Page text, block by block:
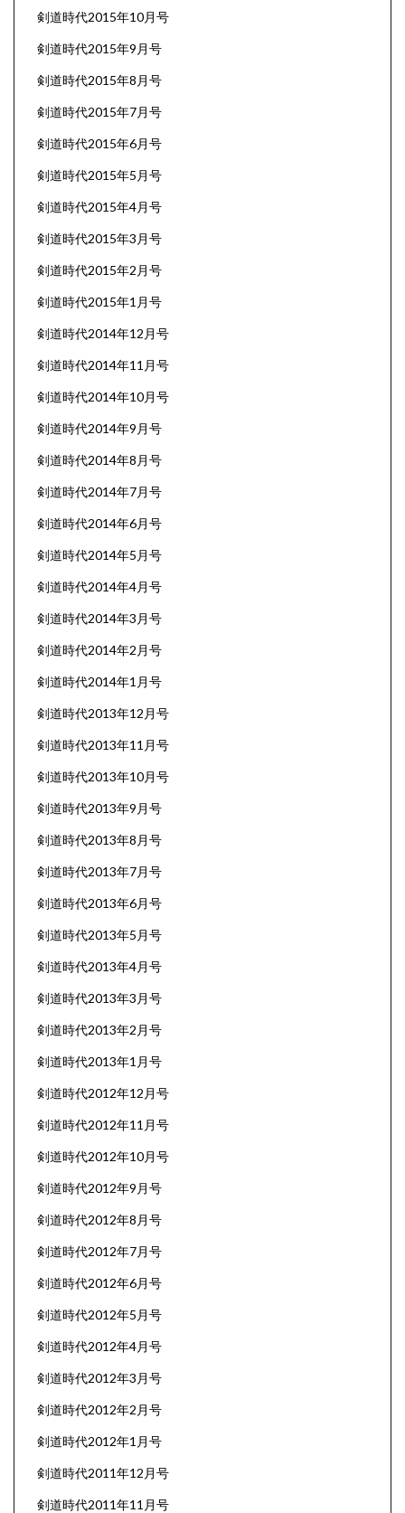
剣道時代2015年10月号
剣道時代2015年9月号
剣道時代2015年8月号
剣道時代2015年7月号
剣道時代2015年6月号
剣道時代2015年5月号
剣道時代2015年4月号
剣道時代2015年3月号
剣道時代2015年2月号
剣道時代2015年1月号
剣道時代2014年12月号
剣道時代2014年11月号
剣道時代2014年10月号
剣道時代2014年9月号
剣道時代2014年8月号
剣道時代2014年7月号
剣道時代2014年6月号
剣道時代2014年5月号
剣道時代2014年4月号
剣道時代2014年3月号
剣道時代2014年2月号
剣道時代2014年1月号
剣道時代2013年12月号
剣道時代2013年11月号
剣道時代2013年10月号
剣道時代2013年9月号
剣道時代2013年8月号
剣道時代2013年7月号
剣道時代2013年6月号
剣道時代2013年5月号
剣道時代2013年4月号
剣道時代2013年3月号
剣道時代2013年2月号
剣道時代2013年1月号
剣道時代2012年12月号
剣道時代2012年11月号
剣道時代2012年10月号
剣道時代2012年9月号
剣道時代2012年8月号
剣道時代2012年7月号
剣道時代2012年6月号
剣道時代2012年5月号
剣道時代2012年4月号
剣道時代2012年3月号
剣道時代2012年2月号
剣道時代2012年1月号
剣道時代2011年12月号
剣道時代2011年11月号